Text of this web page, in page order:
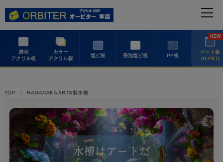
透明
アクリル板
カラー
アクリル板
塩ビ板 発泡塩ビ板 PP板
NEW
ペット板
(G-PET)
TOP HAMANAKA ARTS製水槽